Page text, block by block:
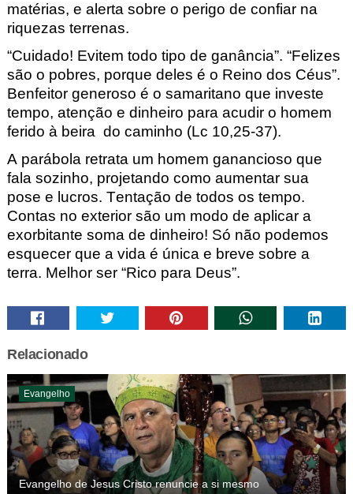
matérias, e alerta sobre o perigo de confiar na
riquezas terrenas.
“Cuidado! Evitem todo tipo de ganância”. “Felizes
são o pobres, porque deles é o Reino dos Céus”.
Benfeitor generoso é o samaritano que investe
tempo, atenção e dinheiro para acudir o homem
ferido à beira do caminho (Lc 10,25-37).
A parábola retrata um homem ganancioso que
fala sozinho, projetando como aumentar sua
pose e lucros. Tentação de todos os tempo.
Contas no exteriorsão um modo de aplicar a
exorbitante soma de dinheiro! Só não podemos
esquecer que a vida é única e breve sobre a
terra. Melhor ser “Rico para Deus”.
Relacionado
Evangelho
Evangelho de Jesus Cristo renuncie a si mesmo